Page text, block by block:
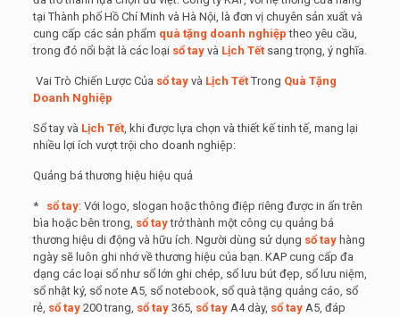
tại Thành phố Hồ Chí Minh và Hà Nội, là đơn vị chuyên sản xuất và
cung cấp các sản phẩm quà tặng doanh nghiệp theo yêu cầu,
trong đó nổi bật là các loại sổ tayvà Lịch Tếtsang trọng, ý nghĩa.
Vai Trò Chiến Lược Của sổ tayvà Lịch TếtTrong Quà Tặng
Doanh Nghiệp
Sổ tay và Lịch Tết, khi được lựa chọn và thiết kế tinh tế, mang lại
nhiều lợi ích vượt trội cho doanh nghiệp:
Quảng bá thương hiệu hiệu quả
* sổ tay: Với logo, slogan hoặc thông điệp riêng được in ấn trên
bìa hoặc bên trong, sổ taytrở thành một công cụ quảng bá
thương hiệu di động và hữu ích. Người dùng sử dụng sổ tayhàng
ngày sẽ luôn ghi nhớ về thương hiệu của bạn. KAP cung cấp đa
dạng các loại sổ như sổ lớn ghi chép, sổ lưu bút đẹp, sổ lưu niệm,
sổ nhật ký, sổ note A5, sổ notebook, sổ quà tặng quảng cáo, sổ
rẻ, sổ tay200 trang, sổ tay365, sổ tayA4 dày, sổ tayA5, đáp